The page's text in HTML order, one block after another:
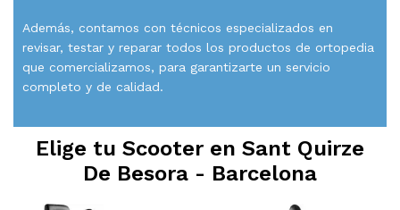
Además, contamos con técnicos especializados en
revisar, testar y reparar todos los productos de ortopedia
que comercializamos, para garantizarte un servicio
completo y de calidad.
Elige tu Scooter en Sant Quirze
De Besora - Barcelona